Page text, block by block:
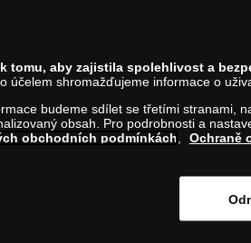
tomu, aby zajistila spolehlivost a
účelem shromažďujeme informace o
budeme sdílet se třetími stranami,
obsah. Pro podrobnosti a
obchodních podmínkách Ochraně